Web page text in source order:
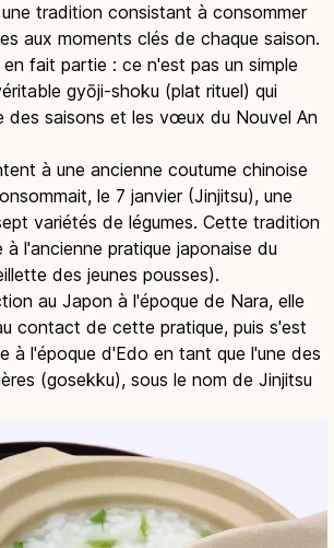
tradition consistant à consommer
aux moments clés de chaque saison.
fait partie : ce n'est pas un simple
gyōji-shoku (plat rituel) qui
des saisons et les vœux du Nouvel An
à une ancienne coutume chinoise
le 7 janvier (Jinjitsu), une
variétés de légumes. Cette tradition
à l'ancienne pratique japonaise du
des jeunes pousses).
au Japon à l'époque de Nara, elle
contact de cette pratique, puis s'est
à l'époque d'Edo en tant que l'une des
(gosekku), sous le nom de Jinjitsu